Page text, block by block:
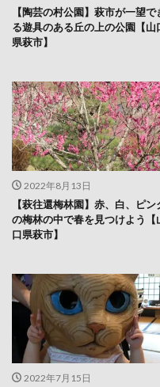
【陶芸の村公園】萩市が一望で
る遊具のある丘の上の公園【山
県萩市】
2022年8月13日
【萩往還梅林園】赤、白、ピン
の梅林の中で春を見つけよう【
口県萩市】
2022年7月15日